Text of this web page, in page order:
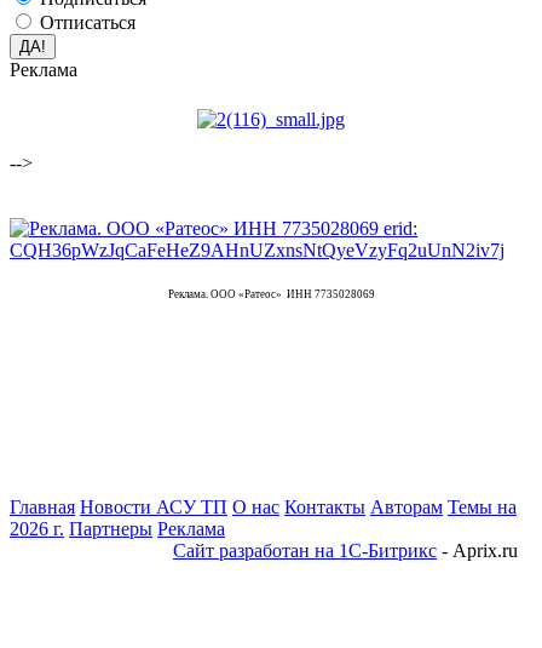
Отписаться
Реклама
-->
Реклама. ООО «Ратеос» ИНН 7735028069
Главная Новости АСУ ТП О нас Контакты Авторам Темы на
2026 г. Партнеры Реклама
Сайт разработан на 1С-Битрикс - Aprix.ru